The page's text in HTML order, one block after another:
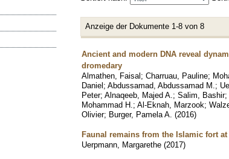
Anzeige der Dokumente 1-8 von 8
Ancient and modern DNA reveal
dromedary
Almathen, Faisal; Charruau, Pauline;
Daniel; Abdussamad, Abdussamad M. ;
Peter; Alnaqeeb, Majed A. ; Salim, Bashir;
Mohammad H. ; Al-Eknah, Marzook;
Olivier; Burger, Pamela A. (2016)
Faunal remains from the Islamic fort
Uerpmann, Margarethe (2017)